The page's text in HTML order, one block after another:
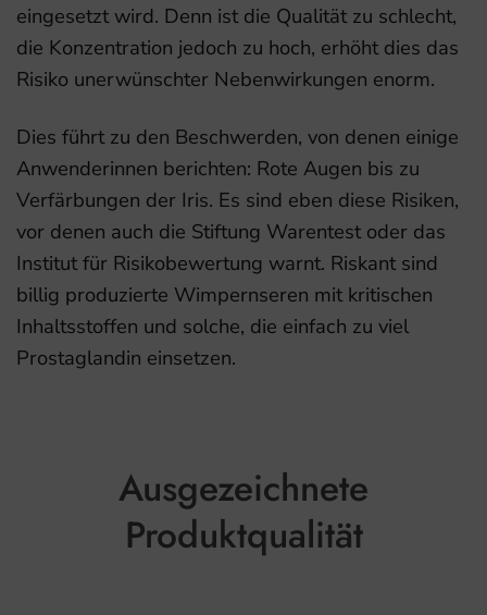
eingesetzt wird. Denn ist die Qualität zu schlecht,
die Konzentration jedoch zu hoch, erhöht dies das
Risiko unerwünschter Nebenwirkungen enorm.
Dies führt zu den Beschwerden, von denen einige
Anwenderinnen berichten: Rote Augen bis zu
Verfärbungen der Iris. Es sind eben diese Risiken,
vor denen auch die Stiftung Warentest oder das
Institut für Risikobewertung warnt. Riskant sind
billig produzierte Wimpernseren mit kritischen
Inhaltsstoffen und solche, die einfach zu viel
Prostaglandin einsetzen.
Ausgezeichnete
Produktqualität